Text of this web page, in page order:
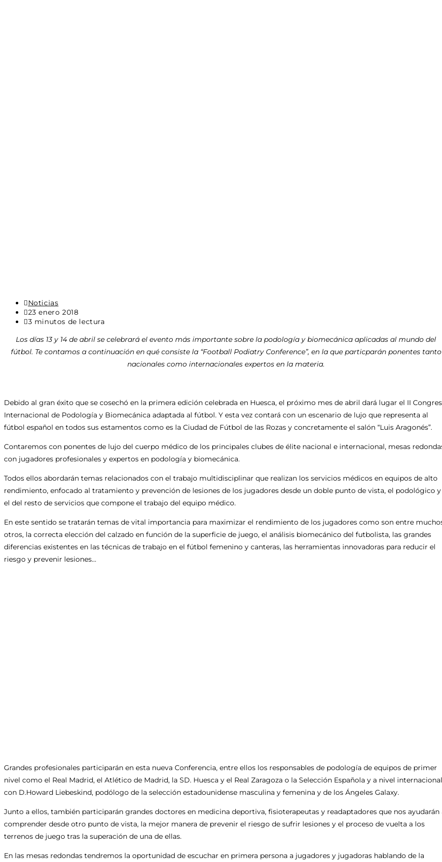
Categoría
de
la
Noticias
Última
modificación
la
entrada:
23 enero 2018
Tiempo
lectura:
3 minutos de lectura
Los días 13 y 14 de abril se celebrará el evento más importante sobre la podología y biomecánica aplicadas al mundo del
fútbol. Te contamos a continuación en qué consiste la “Football Podiatry Conference”, en la que particparán ponentes tanto
nacionales como internacionales expertos en la materia.
Debido al gran éxito que se cosechó en la primera edición celebrada en Huesca, el próximo mes de abril dará lugar el II
Internacional de Podología y Biomecánica adaptada al fútbol. Y esta vez contará con un escenario de lujo que representa al
fútbol español en todos sus estamentos como es la Ciudad de Fútbol de las Rozas y concretamente el salón “Luis Aragonés”.
Contaremos con ponentes de lujo del cuerpo médico de los principales clubes de élite nacional e internacional, mesas
con jugadores profesionales y expertos en podología y biomecánica.
Todos ellos abordarán temas relacionados con el trabajo multidisciplinar que realizan los servicios médicos en equipos de alto
rendimiento, enfocado al tratamiento y prevención de lesiones de los jugadores desde un doble punto de vista, el podológico y
el del resto de servicios que compone el trabajo del equipo médico.
En este sentido se tratarán temas de vital importancia para maximizar el rendimiento de los jugadores como son entre
otros, la correcta elección del calzado en función de la superficie de juego, el análisis biomecánico del futbolista, las grandes
diferencias existentes en las técnicas de trabajo en el fútbol femenino y canteras, las herramientas innovadoras para reducir el
riesgo y prevenir lesiones…
Grandes profesionales participarán en esta nueva Conferencia, entre ellos los responsables de podología de equipos de primer
nivel como el Real Madrid, el Atlético de Madrid, la SD. Huesca y el Real Zaragoza o la Selección Española y a nivel internacional
con D.Howard Liebeskind, podólogo de la selección estadounidense masculina y femenina y de los Ángeles Galaxy.
Junto a ellos, también participarán grandes doctores en medicina deportiva, fisioterapeutas y readaptadores que nos ayudarán
comprender desde otro punto de vista, la mejor manera de prevenir el riesgo de sufrir lesiones y el proceso de vuelta a los
terrenos de juego tras la superación de una de ellas.
En las mesas redondas tendremos la oportunidad de escuchar en primera persona a jugadores y jugadoras hablando de la